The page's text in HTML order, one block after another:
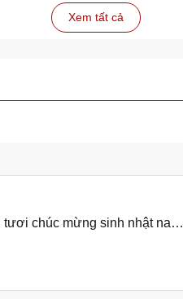
Xem tất cả
tươi chúc mừng sinh nhật nam